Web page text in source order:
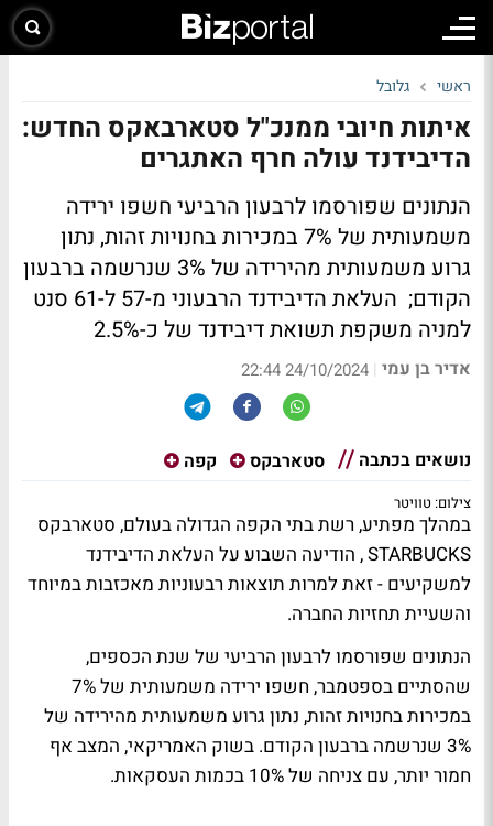
ראשי גלובל
איתות חיובי ממנכ"ל סטארבאקס החדש:
הדיבידנד עולה חרף האתגרים
הנתונים שפורסמו לרבעון הרביעי חשפו ירידה
משמעותית של 7% במכירות בחנויות זהות, נתון
גרוע משמעותית מהירידה של 3% שנרשמה ברבעון
הקודם; העלאת הדיבידנד הרבעוני מ-57 ל-61 סנט
למניה משקפת תשואת דיבידנד של כ-2.5%
אדיר בן עמי |
24/10/2024 22:44
נושאים בכתבה סטארבקס קפה
צילום: טוויטר
במהלך מפתיע, רשת בתי הקפה הגדולה בעולם, סטארבקס
STARBUCKS , הודיעה השבוע על העלאת הדיבידנד
למשקיעים - זאת למרות תוצאות רבעוניות מאכזבות במיוחד
והשעיית תחזיות החברה.
הנתונים שפורסמו לרבעון הרביעי של שנת הכספים,
שהסתיים בספטמבר, חשפו ירידה משמעותית של 7%
במכירות בחנויות זהות, נתון גרוע משמעותית מהירידה של
3% שנרשמה ברבעון הקודם. בשוק האמריקאי, המצב אף
חמור יותר, עם צניחה של 10% בכמות העסקאות.